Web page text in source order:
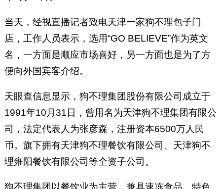
当天，经视直播记者致电天津一家狗不理包子门
店，工作人员表示，选用“GO BELIEVE”作为英文
名，一方面是顺应市场喜好，另一方面也是为了方
便向外国宾客介绍。
天眼查信息显示，狗不理集团股份有限公司成立于
1991年10月31日，曾用名为天津狗不理集团有限公
司，法定代表人为张彦森，注册资本6500万人民
币。旗下拥有天津狗不理餐饮有限公司、天津狗不
理雍阳餐饮有限公司等全资子公司。
狗不理集团以餐饮业为主营，兼具速冻食品、特色